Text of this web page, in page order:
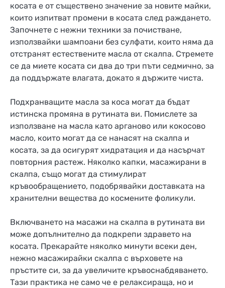
косата е от съществено значение за новите майки,
които изпитват промени в косата след раждането.
Започнете с нежни техники за почистване,
използвайки шампоани без сулфати, които няма да
отстранят естествените масла от скалпа. Стремете
се да миете косата си два до три пъти седмично, за
да поддържате влагата, докато я държите чиста.
Подхранващите масла за коса могат да бъдат
истинска промяна в рутината ви. Помислете за
използване на масла като арганово или кокосово
масло, които могат да се нанасят на скалпа и
косата, за да осигурят хидратация и да насърчат
повторния растеж. Няколко капки, масажирани в
скалпа, също могат да стимулират
кръвообращението, подобрявайки доставката на
хранителни вещества до космените фоликули.
Включването на масажи на скалпа в рутината ви
може допълнително да подкрепи здравето на
косата. Прекарайте няколко минути всеки ден,
нежно масажирайки скалпа с върховете на
пръстите си, за да увеличите кръвоснабдяването.
Тази практика не само че е релаксираща, но и